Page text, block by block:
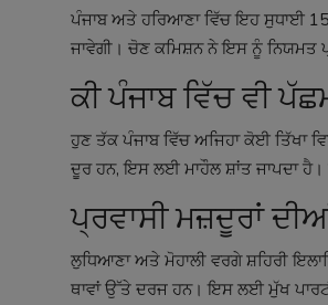
ਪੰਜਾਬ ਅਤੇ ਹਰਿਆਣਾ ਵਿੱਚ ਇਹ ਸੁਧਾਈ
ਜਾਵੇਗੀ। ਚੋਣ ਕਮਿਸ਼ਨ ਨੇ ਇਸ ਨੂੰ ਨਿਯਮਤ
ਕੀ ਪੰਜਾਬ ਵਿੱਚ ਵੀ
ਹੁਣ ਤੱਕ ਪੰਜਾਬ ਵਿੱਚ ਅਜਿਹਾ ਕੋਈ ਤਿੱਖਾ
ਦੂਰ ਹਨ, ਇਸ ਲਈ ਮਾਹੌਲ ਸ਼ਾਂਤ ਜਾਪਦਾ ਹੈ।
ਪ੍ਰਵਾਸੀ ਮਜ਼ਦੂਰਾਂ
ਲੁਧਿਆਣਾ ਅਤੇ ਮੋਹਾਲੀ ਵਰਗੇ ਸ਼ਹਿਰੀ
ਥਾਵਾਂ ਉੱਤੇ ਦਰਜ ਹਨ। ਇਸ ਲਈ ਮੁੱਖ